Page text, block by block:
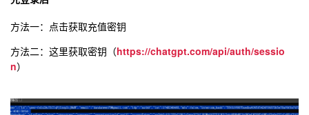
方法一：点击获取充值密钥
方法二：这里获取密钥（https://chatgpt.com/api/auth/sessio
n）